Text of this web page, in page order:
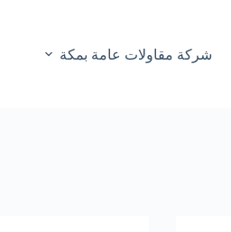
شركة مقاولات عامة بمكة